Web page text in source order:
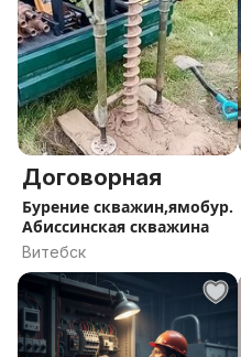
Договорная
Бурение скважин,ямобур.
Абиссинская скважина
Витебск